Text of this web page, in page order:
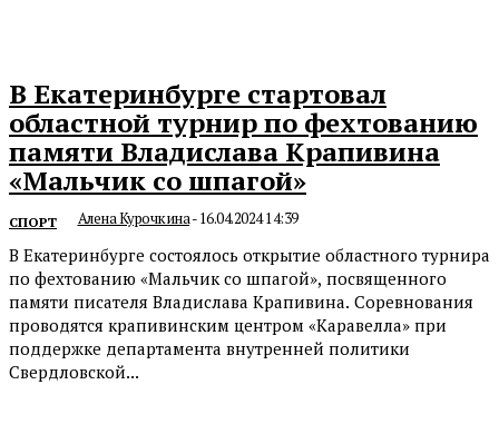
В Екатеринбурге стартовал
областной турнир по фехтованию
памяти Владислава Крапивина
«Мальчик со шпагой»
СПОРТ Алена Курочкина- 16.04.2024 14:39
В Екатеринбурге состоялось открытие областного турнира
по фехтованию «Мальчик со шпагой», посвященного
памяти писателя Владислава Крапивина. Соревнования
проводятся крапивинским центром «Каравелла» при
поддержке департамента внутренней политики
Свердловской...